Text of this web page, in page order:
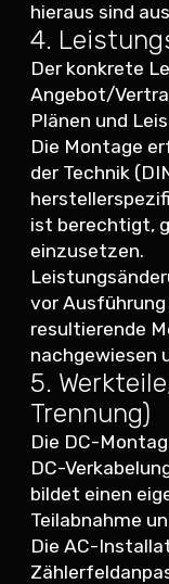
hieraus sind
4.
Der konkrete
Angebot/
Plänen und
Die Montage
der Technik
ist berechtigt,
einzusetzen.
vor
resultierende
nachgewiesen
5.
Trennung)
Die DC-
DC-
bildet einen
Teilabnahme
Die AC-